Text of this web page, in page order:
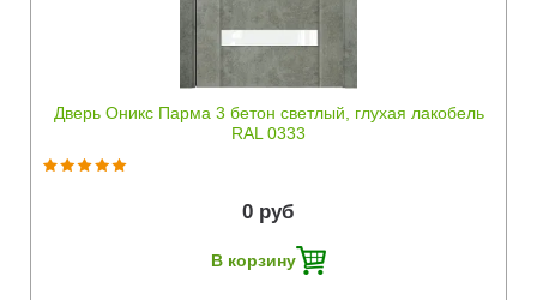
Дверь Оникс Парма 3 бетон светлый, глухая лакобель
RAL 0333
0 руб
В корзину